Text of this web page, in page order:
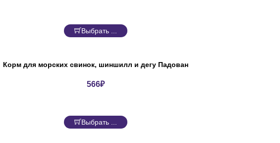
Выбрать ...
Корм для морских свинок, шиншилл и дегу Падован
566₽
Выбрать ...